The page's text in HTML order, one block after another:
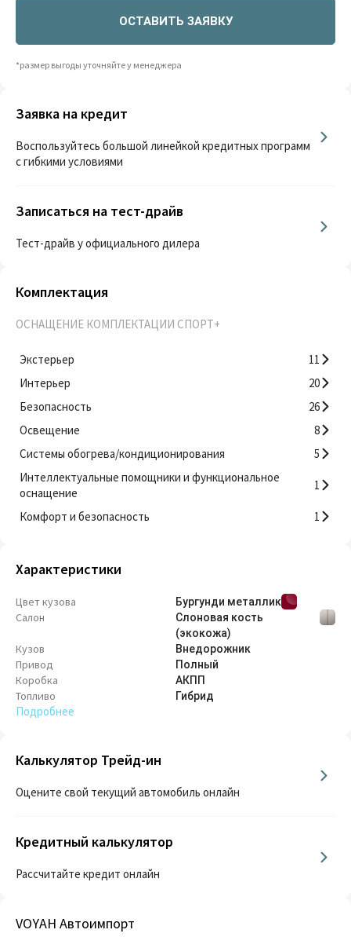
ОСТАВИТЬ ЗАЯВКУ
*размер выгоды уточняйте у менеджера
Заявка на кредит
Воспользуйтесь большой линейкой кредитных программ
с гибкими условиями
Записаться на тест-драйв
Тест-драйв у официального дилера
Комплектация
ОСНАЩЕНИЕ КОМПЛЕКТАЦИИ СПОРТ+
Экстерьер
11
Интерьер
20
Безопасность
26
Освещение
8
Системы обогрева/кондиционирования
5
Интеллектуальные помощники и функциональное
оснащение
1
Комфорт и безопасность 1
Характеристики
Цвет кузова Бургунди металлик
Салон
Слоновая кость
(экокожа)
Кузов Внедорож­ник
Привод Полный
Коробка АКПП
Топливо Гибрид
Подробнее
Калькулятор Трейд-ин
Оцените свой текущий автомобиль онлайн
Кредитный калькулятор
Рассчитайте кредит онлайн
VOYAH Автоимпорт